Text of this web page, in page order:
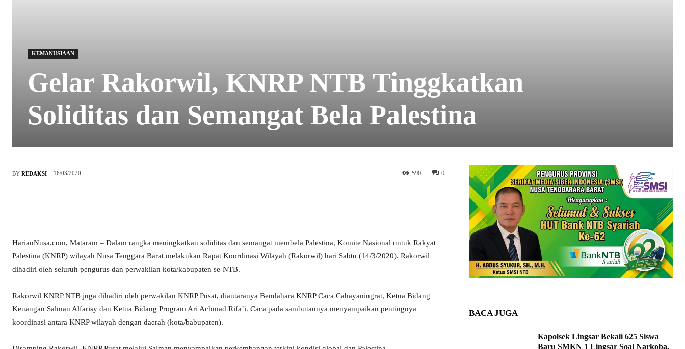
KEMANUSIAAN
Gelar Rakorwil, KNRP NTB Tinggkatkan
Soliditas dan Semangat Bela Palestina
BY REDAKSI 16/03/2020 0
590
HarianNusa.com, Mataram – Dalam rangka meningkatkan soliditas dan semangat membela Palestina, Komite Nasional untuk Rakyat
Palestina (KNRP) wilayah Nusa Tenggara Barat melakukan Rapat Koordinasi Wilayah (Rakorwil) hari Sabtu (14/3/2020). Rakorwil
dihadiri oleh seluruh pengurus dan perwakilan kota/kabupaten se-NTB.
Rakorwil KNRP NTB juga dihadiri oleh perwakilan KNRP Pusat, diantaranya Bendahara KNRP Caca Cahayaningrat, Ketua Bidang
Keuangan Salman Alfarisy dan Ketua Bidang Program Ari Achmad Rifa’i. Caca pada sambutannya menyampaikan pentingnya
koordinasi antara KNRP wilayah dengan daerah (kota/babupaten).
BACA JUGA
Kapolsek Lingsar Bekali 625 Siswa
Baru SMKN 1 Lingsar Soal Narkoba,